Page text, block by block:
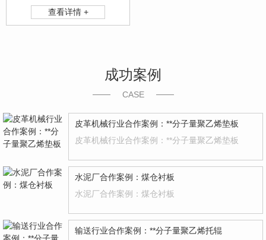
查看详情 +
成功案例
CASE
皮革机械行业合作案例：**分子量聚乙烯垫板
皮革机械行业合作案例：**分子量聚乙烯垫板
水泥厂合作案例：煤仓衬板
水泥厂合作案例：煤仓衬板
输送行业合作案例：**分子量聚乙烯托辊